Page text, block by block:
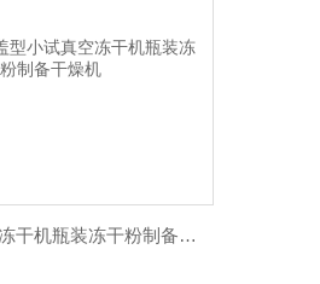
压盖型小试真空冻干机瓶装冻干粉制备干燥机